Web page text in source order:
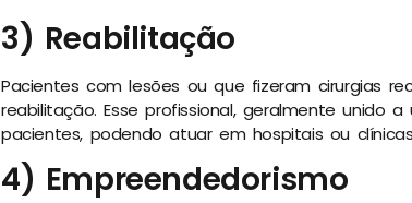
3) Reabilitação
Pacientes com lesões ou que fizeram cirurgias
reabilitação. Esse profissional, geralmente unido
pacientes, podendo atuar em hospitais ou
4) Empreendedorismo